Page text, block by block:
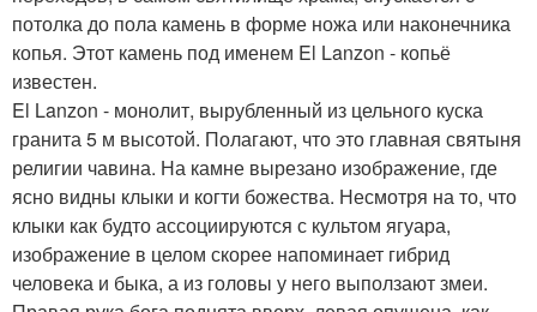
потолка до пола камень в форме ножа или наконечника
копья. Этот камень под именем El Lanzon - копьё
известен.
El Lanzon - монолит, вырубленный из цельного куска
гранита 5 м высотой. Полагают, что это главная святыня
религии чавина. На камне вырезано изображение, где
ясно видны клыки и когти божества. Несмотря на то, что
клыки как будто ассоциируются с культом ягуара,
изображение в целом скорее напоминает гибрид
человека и быка, а из головы у него выползают змеи.